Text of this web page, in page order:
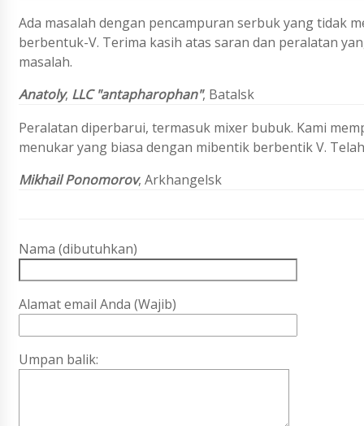
Ada masalah dengan pencampuran serbuk yang tidak
berbentuk-V. Terima kasih atas saran dan peralatan
masalah.
Anatoly, LLC "antapharophan", Batalsk
Peralatan diperbarui, termasuk mixer bubuk. Kami
menukar yang biasa dengan mibentik berbentik V.
Mikhail Ponomorov, Arkhangelsk
Nama (dibutuhkan)
Alamat email Anda (Wajib)
Umpan balik: